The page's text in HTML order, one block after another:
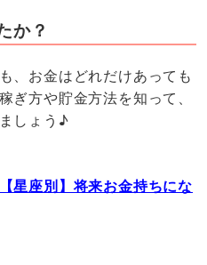
か？
、お金はどれだけあっても
ぎ方や貯金方法を知って、
しょう♪
星座別】将来お金持ちにな